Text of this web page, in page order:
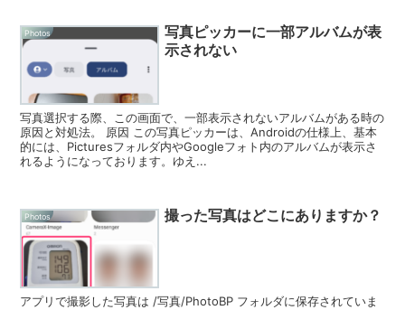
Photos
写真ピッカーに一部アルバムが表
示されない
写真選択する際、この画面で、一部表示されないアルバムがある時の
原因と対処法。 原因 この写真ピッカーは、Androidの仕様上、基本
的には、Picturesフォルダ内やGoogleフォト内のアルバムが表示さ
れるようになっております。ゆえ...
Photos 撮った写真はどこにありますか？
アプリで撮影した写真は /写真/PhotoBP フォルダに保存されていま